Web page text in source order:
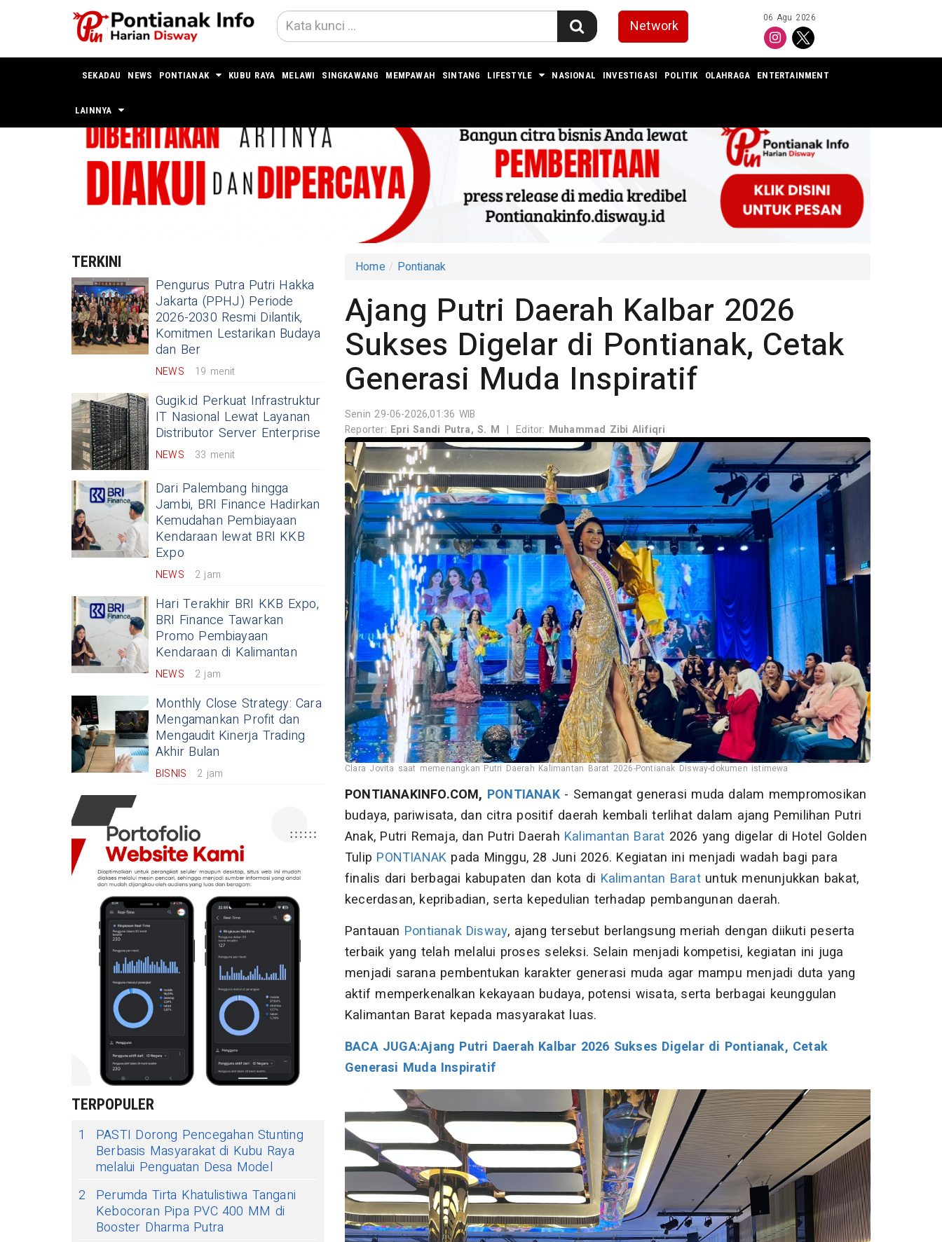
Network 06 Agu 2026
SEKADAU NEWS PONTIANAK KUBU RAYA MELAWI SINGKAWANG MEMPAWAH SINTANG LIFESTYLE NASIONAL INVESTIGASI POLITIK OLAHRAGA ENTERTAINMENT
LAINNYA
TERKINI
Pengurus Putra Putri Hakka
Jakarta (PPHJ) Periode
2026-2030 Resmi Dilantik,
Komitmen Lestarikan Budaya
dan Ber
NEWS 19 menit
Gugik.id Perkuat Infrastruktur
IT Nasional Lewat Layanan
Distributor Server Enterprise
NEWS 33 menit
Dari Palembang hingga
Jambi, BRI Finance Hadirkan
Kemudahan Pembiayaan
Kendaraan lewat BRI KKB
Expo
NEWS 2 jam
Hari Terakhir BRI KKB Expo,
BRI Finance Tawarkan
Promo Pembiayaan
Kendaraan di Kalimantan
NEWS 2 jam
Monthly Close Strategy: Cara
Mengamankan Profit dan
Mengaudit Kinerja Trading
Akhir Bulan
BISNIS 2 jam
TERPOPULER
1
PASTI Dorong Pencegahan Stunting
Berbasis Masyarakat di Kubu Raya
melalui Penguatan Desa Model
2
Perumda Tirta Khatulistiwa Tangani
Kebocoran Pipa PVC 400 MM di
Booster Dharma Putra
Home Pontianak
Ajang Putri Daerah Kalbar 2026
Sukses Digelar di Pontianak, Cetak
Generasi Muda Inspiratif
Senin 29-06-2026,01:36 WIB
Reporter: Epri Sandi Putra, S. M | Editor: Muhammad Zibi Alifiqri
Clara Jovita saat memenangkan Putri Daerah Kalimantan Barat 2026-Pontianak Disway-dokumen istimewa
PONTIANAKINFO.COM, PONTIANAK- Semangat generasi muda dalam mempromosikan
budaya, pariwisata, dan citra positif daerah kembali terlihat dalam ajang Pemilihan Putri
Anak, Putri Remaja, dan Putri Daerah Kalimantan Barat 2026 yang digelar di Hotel Golden
Tulip PONTIANAK pada Minggu, 28 Juni 2026. Kegiatan ini menjadi wadah bagi para
finalis dari berbagai kabupaten dan kota di Kalimantan Baratuntuk menunjukkan bakat,
kecerdasan, kepribadian, serta kepedulian terhadap pembangunan daerah.
Pantauan Pontianak Disway, ajang tersebut berlangsung meriah dengan diikuti peserta
terbaik yang telah melalui proses seleksi. Selain menjadi kompetisi, kegiatan ini juga
menjadi sarana pembentukan karakter generasi muda agar mampu menjadi duta yang
aktif memperkenalkan kekayaan budaya, potensi wisata, serta berbagai keunggulan
Kalimantan Barat kepada masyarakat luas.
BACA JUGA:Ajang Putri Daerah Kalbar 2026 Sukses Digelar di Pontianak, Cetak
Generasi Muda Inspiratif